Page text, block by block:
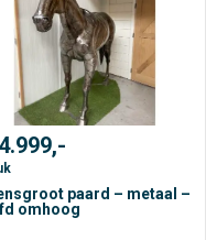
4.999,-
paard – metaal –
omhoog